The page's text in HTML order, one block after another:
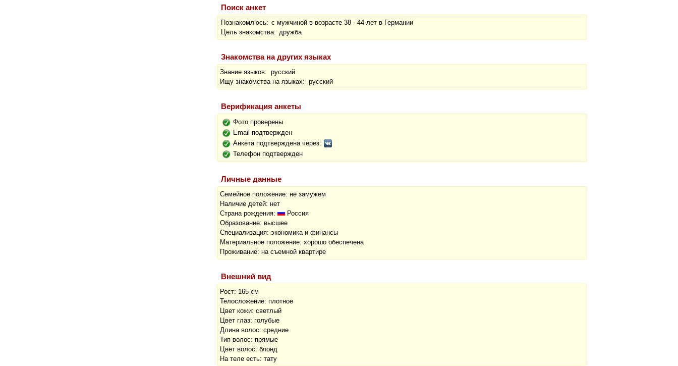
Поиск анкет
Познакомлюсь: с мужчиной в возрасте 38 - 44 лет в Германии
Цель знакомства: дружба
Знакомства на других языках
Знание языков: русский
Ищу знакомства на языках: русский
Верификация анкеты
Фото проверены
Email подтвержден
Анкета подтверждена через:
Телефон подтвержден
Личные данные
Семейное положение: не замужем
Наличие детей: нет
Страна рождения:
Россия
Образование: высшее
Специализация: экономика и финансы
Материальное положение: хорошо обеспечена
Проживание: на съемной квартире
Внешний вид
Рост: 165 см
Телосложение: плотное
Цвет кожи: светлый
Цвет глаз: голубые
Длина волос: средние
Тип волос: прямые
Цвет волос: блонд
На теле есть: тату